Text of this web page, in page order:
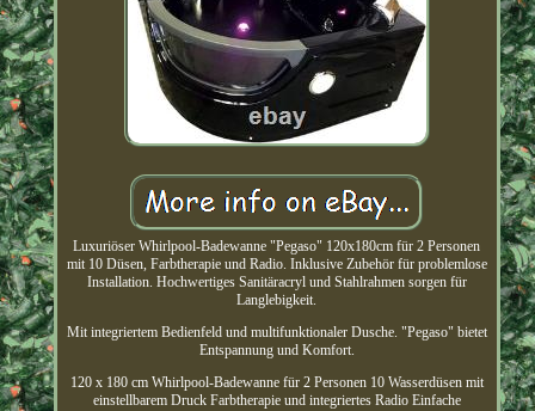
Luxuriöser Whirlpool-Badewanne "Pegaso" 120x180cm für 2 Personen
mit 10 Düsen, Farbtherapie und Radio. Inklusive Zubehör für problemlose
Installation. Hochwertiges Sanitäracryl und Stahlrahmen sorgen für
Langlebigkeit.
Mit integriertem Bedienfeld und multifunktionaler Dusche. "Pegaso" bietet
Entspannung und Komfort.
120 x 180 cm Whirlpool-Badewanne für 2 Personen 10 Wasserdüsen mit
einstellbarem Druck Farbtherapie und integriertes Radio Einfache